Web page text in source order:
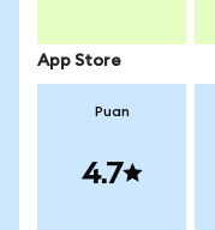
App Store
Puan
4.7